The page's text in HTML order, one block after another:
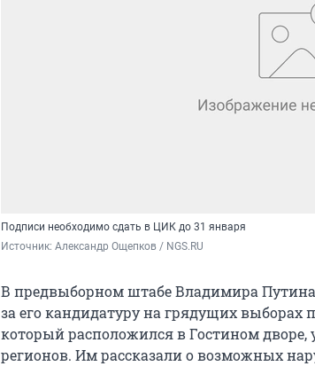
Подписи необходимо сдать в ЦИК до 31 января
Источник: Александр Ощепков / NGS.RU
В предвыборном штабе Владимира Путина
за его кандидатуру на грядущих выборах
который расположился в Гостином
регионов. Им рассказали о возможных